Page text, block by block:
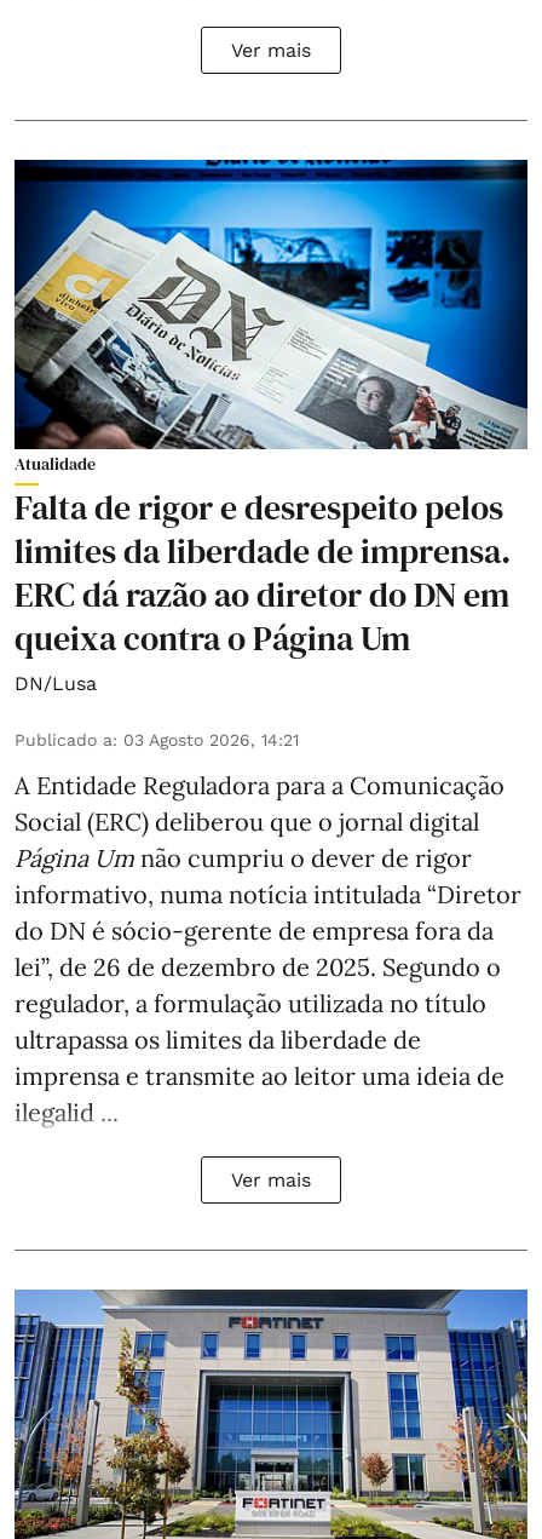
Ver mais
Atualidade
Falta de rigor e desrespeito pelos
limites da liberdade de imprensa.
ERC dá razão ao diretor do DN em
queixa contra o Página Um
DN/Lusa
Publicado a: 03 Agosto 2026, 14:21
A Entidade Reguladora para a Comunicação
Social (ERC) deliberou que o jornal digital
Página Um não cumpriu o dever de rigor
informativo, numa notícia intitulada “Diretor
do DN é sócio‑gerente de empresa fora da
lei”, de 26 de dezembro de 2025. Segundo o
regulador, a formulação utilizada no título
ultrapassa os limites da liberdade de
imprensa e transmite ao leitor uma ideia de
ilegalid ...
Ver mais